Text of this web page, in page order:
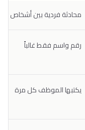
محادثة فردية بين أشخاص
رقم واسم فقط غالباً
يكتبها الموظف كل مرة